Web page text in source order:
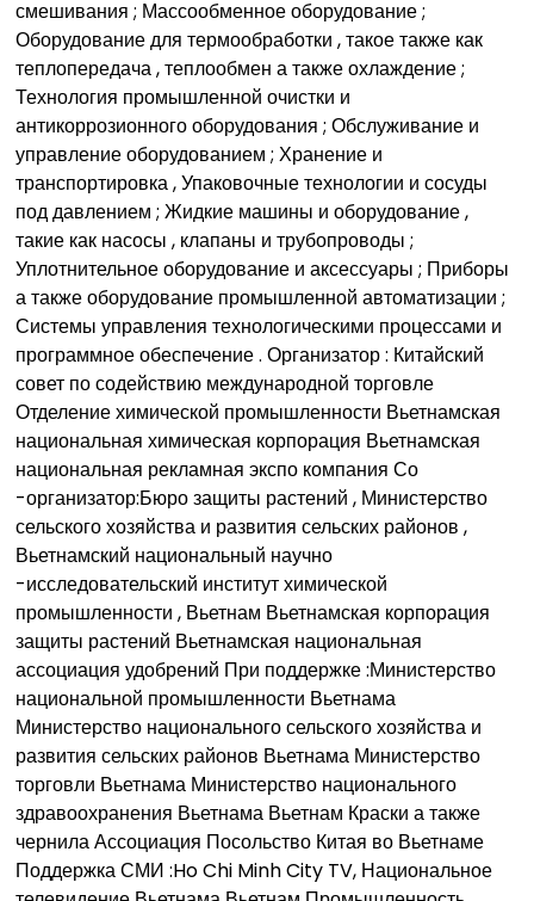
смешивания ; Массообменное оборудование ;
Оборудование для термообработки , такое также как
теплопередача , теплообмен а также охлаждение ;
Технология промышленной очистки и
антикоррозионного оборудования ; Обслуживание и
управление оборудованием ; Хранение и
транспортировка , Упаковочные технологии и сосуды
под давлением ; Жидкие машины и оборудование ,
такие как насосы , клапаны и трубопроводы ;
Уплотнительное оборудование и аксессуары ; Приборы
а также оборудование промышленной автоматизации ;
Системы управления технологическими процессами и
программное обеспечение . Организатор : Китайский
совет по содействию международной торговле
Отделение химической промышленности Вьетнамская
национальная химическая корпорация Вьетнамская
национальная рекламная экспо компания Со
-организатор:Бюро защиты растений , Министерство
сельского хозяйства и развития сельских районов ,
Вьетнамский национальный научно
-исследовательский институт химической
промышленности , Вьетнам Вьетнамская корпорация
защиты растений Вьетнамская национальная
ассоциация удобрений При поддержке :Министерство
национальной промышленности Вьетнама
Министерство национального сельского хозяйства и
развития сельских районов Вьетнама Министерство
торговли Вьетнама Министерство национального
здравоохранения Вьетнама Вьетнам Краски а также
чернила Ассоциация Посольство Китая во Вьетнаме
Поддержка СМИ :Ho Chi Minh City TV, Национальное